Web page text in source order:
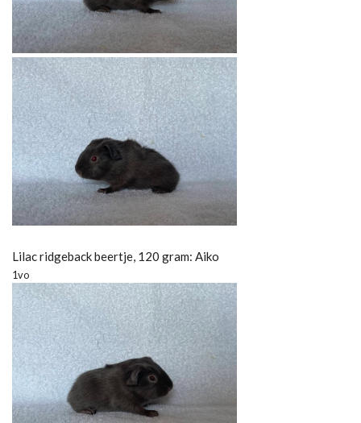
Lilac ridgeback beertje, 120 gram: Aiko
1vo